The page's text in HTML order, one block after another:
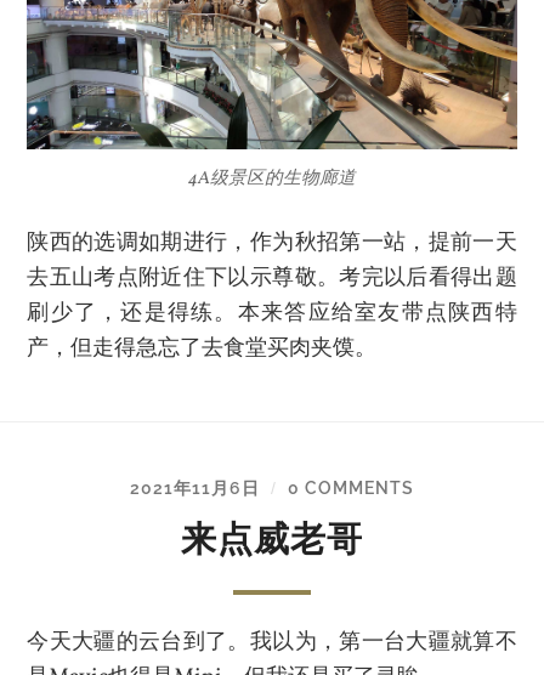
4A级景区的生物廊道
陕西的选调如期进行，作为秋招第一站，提前一天
去五山考点附近住下以示尊敬。考完以后看得出题
刷少了，还是得练。本来答应给室友带点陕西特
产，但走得急忘了去食堂买肉夹馍。
2021年11月6日 / 0 COMMENTS
来点威老哥
今天大疆的云台到了。我以为，第一台大疆就算不